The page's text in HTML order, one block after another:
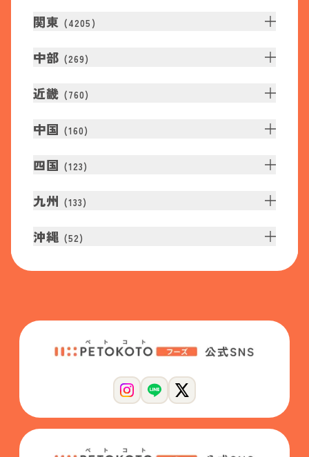
関東 (4205 )
中部 (269)
近畿 (760)
中国 (160)
四国 (123)
九州 (133)
沖縄 (52)